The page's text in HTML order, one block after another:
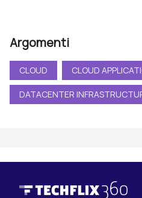
Argomenti
CLOUD CLOUD
DATACENTER